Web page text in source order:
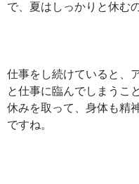
で、夏はしっかりと休む
仕事をし続けていると、
と仕事に臨んでしまうこ
休みを取って、身体も精
ですね。